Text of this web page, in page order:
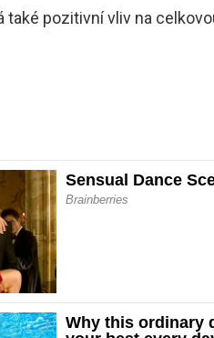
pozitivní vliv na